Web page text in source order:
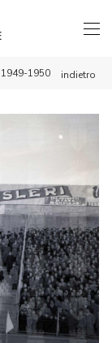
indietro
1950